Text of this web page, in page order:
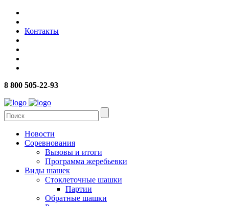
Контакты
8 800 505-22-93
Новости
Соревнования
Вызовы и итоги
Программа жеребьевки
Виды шашек
Стоклеточные шашки
Партии
Обратные шашки